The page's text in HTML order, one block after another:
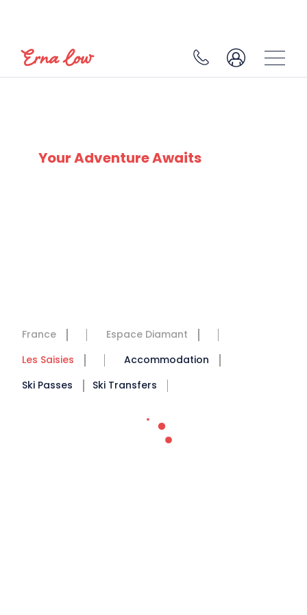
Your Adventure Awaits
France
Espace Diamant
Les Saisies
Accommodation
Ski Passes
Ski Transfers